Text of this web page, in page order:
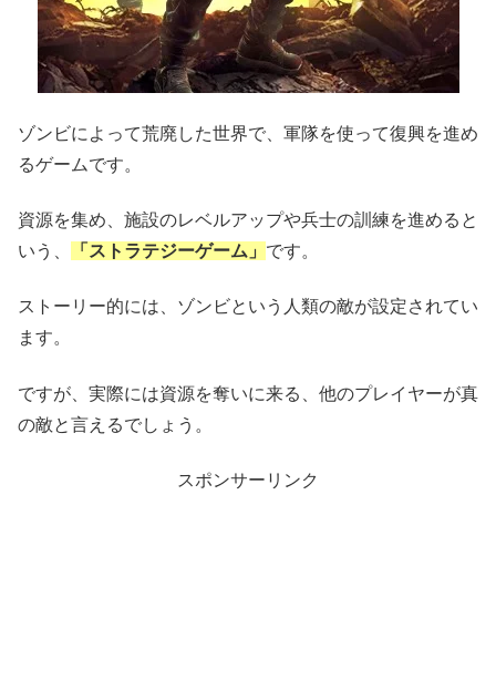
ゾンビによって荒廃した世界で、軍隊を使って復興を進め
るゲームです。
資源を集め、施設のレベルアップや兵士の訓練を進めると
いう、
「ストラテジーゲーム」 です。
ストーリー的には、ゾンビという人類の敵が設定されてい
ます。
ですが、実際には資源を奪いに来る、他のプレイヤーが真
の敵と言えるでしょう。
スポンサーリンク